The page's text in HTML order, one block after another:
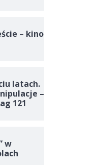
– kino
latach.
–
121
w